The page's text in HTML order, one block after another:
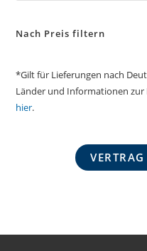
Nach Preis filtern
*Gilt für Lieferungen nach
Länder und Informationen zur
hier.